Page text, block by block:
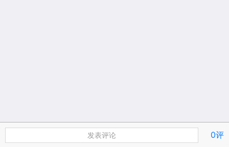
发表评论 0评